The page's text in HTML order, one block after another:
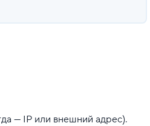
— IP или внешний адрес).